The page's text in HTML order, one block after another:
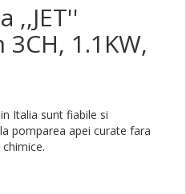
,,JET''
3CH, 1.1KW,
Italia sunt fiabile si
pomparea apei curate fara